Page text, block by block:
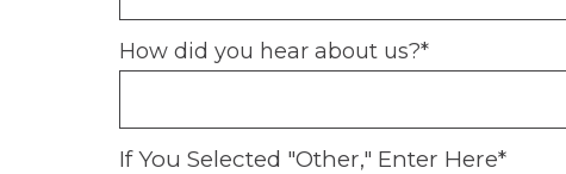
How did you hear about us?*
If You Selected "Other," Enter Here*